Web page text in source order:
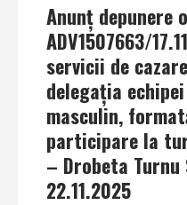
Anunţ depunere
ADV1507663/
servicii de
delegaţia
masculin,
participare la
– Drobeta Turnu
22.11.2025